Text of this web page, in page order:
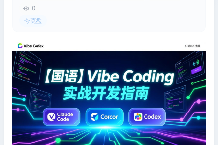
0
夸克盘